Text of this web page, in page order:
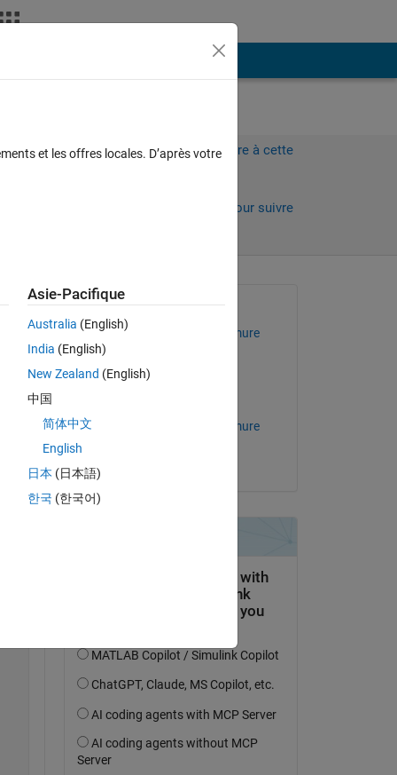
Connectez-vous pour répondre à cette
Connectez-vous pour suivre
Thilina Prasanga Doremure
le 14 Mar 2019
Thilina Prasanga Doremure
et les offres locales. D’après votre
Asie-Pacifique
Australia (English)
India (English)
New Zealand (English)
中国
简体中文
English
日本 (日本語)
한국 (한국어)